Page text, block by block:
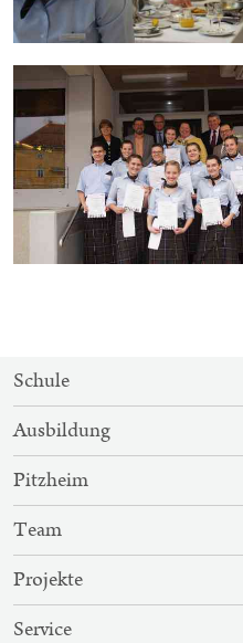
SITEMAP-
NAVIGATION
Schule
Ausbildung
Pitzheim
Team
Projekte
Service